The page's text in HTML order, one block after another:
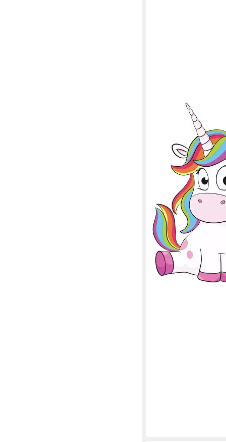
HERMANN SCHÜTZ
Aufkleber Hermann
klein Einhorn
3,99 €
in 5-6 Werktagen bei dir